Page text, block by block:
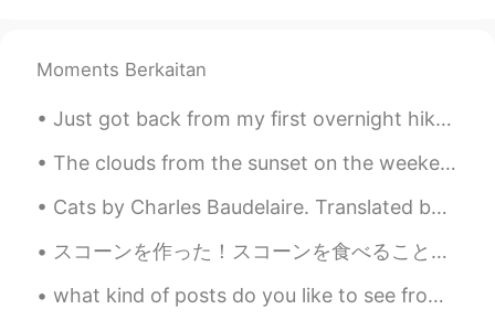
った…それで、今年
日本に行っ て以来、イギリスに帰らな
かった…
だから、今年
一時帰国したか
った。
たくさん新しい店が開店したり、新し
い電車が走ったり、色々な新しいもの
が初めて見たことがあっ
た！
たくさんの新しい店が開店していた
Moments Berkaitan
Just got back from my first overnight hike in Taiwan! It was very fun, though I could have gone f...
The clouds from the sunset on the weekend look like fire🔥🔥🔥 Music by night, 😏😏🤭✨🔥🎶 Interesting ch...
Cats by Charles Baudelaire. Translated by Roy Campbell. Sages austere and fervent lovers both, ...
スコーンを作った！スコーンを食べることがある？ Fun fact: It depends where you are from whether you out jam or cream on...
what kind of posts do you like to see from english speakers? なにどんな英語の投稿は見れ好きですか 自分としてはもっと日本語を話...